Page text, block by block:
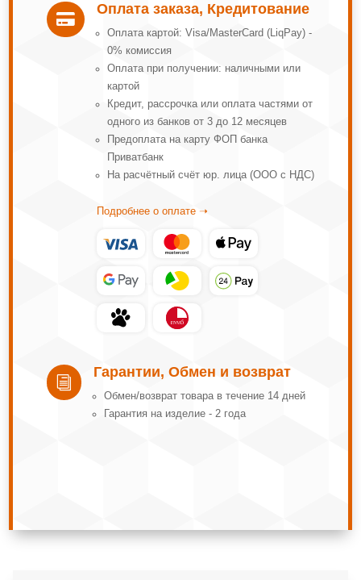

Оплата заказа, Кредитование
Оплата картой: Visa/MasterCard (LiqPay) -
0% комиссия
Оплата при получении: наличными или
картой
Кредит, рассрочка или оплата частями от
одного из банков от 3 до 12 месяцев
Предоплата на карту ФОП банка
Приватбанк
На расчётный счёт юр. лица (ООО с НДС)
Подробнее о оплате ➝
i
Гарантии, Обмен и возврат
Обмeн/вoзвpaт тoвapa в тeчeниe 14 днeй
Гарантия на изделие - 2 года